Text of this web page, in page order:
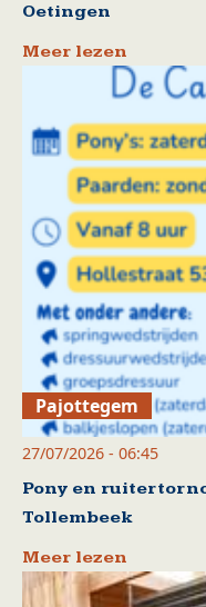
Oetingen
Meer lezen
Pajottegem
27/07/2026 - 06:45
Pony en
Tollembeek
Meer lezen